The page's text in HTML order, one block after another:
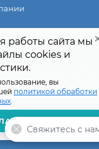
работы сайта мы
cookies и
вы
политикой обработки
.
обогрева
Модульное
для электромобилей
Климатическая
работы сайта мы
cookies и
вы
политикой обработки
.
Свяжитесь с